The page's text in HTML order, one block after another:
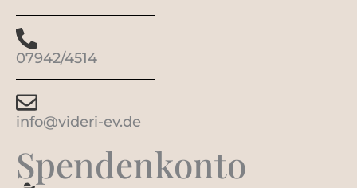
07942/4514
info@videri-ev.de
Spendenkonto